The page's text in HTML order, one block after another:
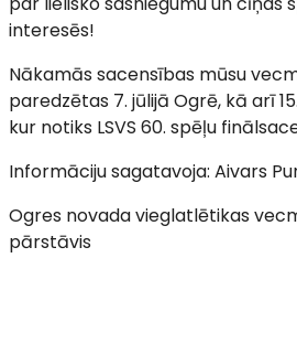
interesēs!
Nākamās sacensības mūsu
paredzētas 7. jūlijā Ogrē, kā arī
kur notiks LSVS 60. spēļu
Informāciju sagatavoja: Aivars
Ogres novada vieglatlētikas
pārstāvis